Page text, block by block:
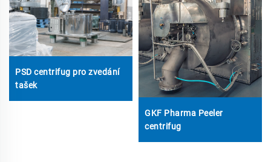
PSD centrifug pro zvedání
tašek
GKF Pharma Peeler
centrifug